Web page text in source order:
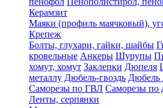
Керамзит
Маяки (профиль маячковый),
Крепеж
Болты, глухари, гайки, шайбы
кровельные Анкеры Шурупы
хомут, хомут Заклепки Дюпеля
металлу Дюбель-гвоздь Дюбель
Саморезы по ГВЛ Саморезы по
Ленты, серпянки